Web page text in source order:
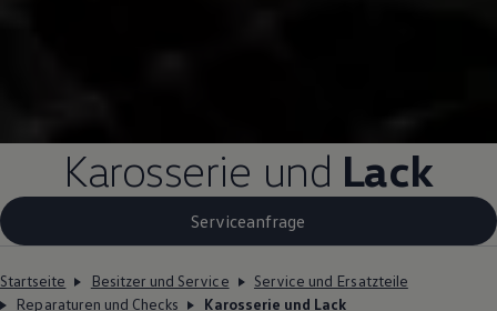
Karosserie und Lack
Serviceanfrage
Startseite Besitzer und Service
Service und Ersatzteile
Reparaturen und Checks
Karosserie und Lack